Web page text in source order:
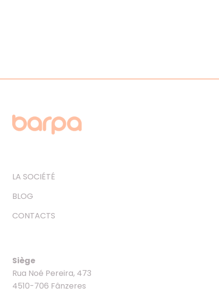
LA SOCIÉTÉ
BLOG
CONTACTS
Siège
Rua Noé Pereira, 473
4510-706 Fânzeres